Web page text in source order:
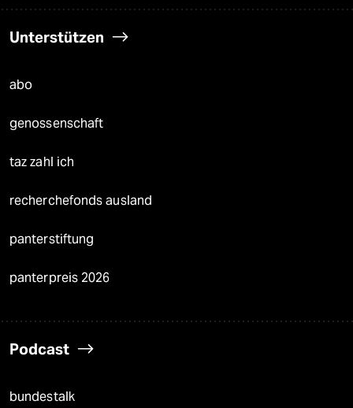
Unterstützen
abo
genossenschaft
taz zahl ich
recherchefonds ausland
panterstiftung
panterpreis 2026
Podcast
bundestalk